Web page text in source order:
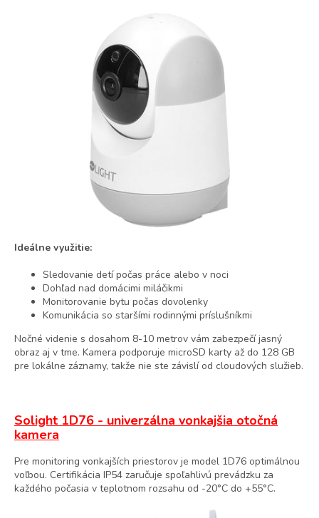
Ideálne využitie:
Sledovanie detí počas práce alebo v noci
Dohľad nad domácimi miláčikmi
Monitorovanie bytu počas dovolenky
Komunikácia so staršími rodinnými príslušníkmi
Nočné videnie s dosahom 8-10 metrov vám zabezpečí jasný
obraz aj v tme. Kamera podporuje microSD karty až do 128 GB
pre lokálne záznamy, takže nie ste závislí od cloudových služieb.
Solight 1D76 - univerzálna vonkajšia otočná
kamera
Pre monitoring vonkajších priestorov je model 1D76 optimálnou
voľbou. Certifikácia IP54 zaručuje spoľahlivú prevádzku za
každého počasia v teplotnom rozsahu od -20°C do +55°C.